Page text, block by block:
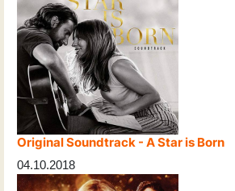
Original Soundtrack - A Star is Born
04.10.2018